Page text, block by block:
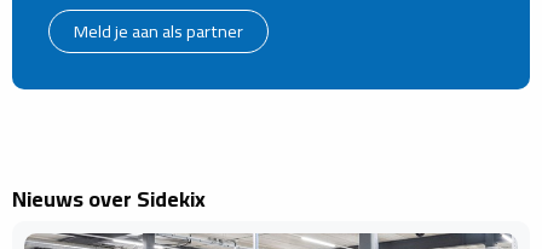
Meld je aan als partner
Nieuws over Sidekix